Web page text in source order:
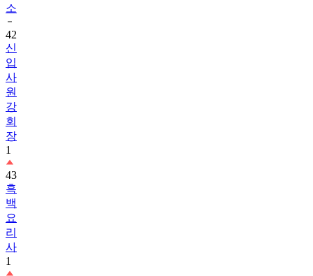
소
42
신
입
사
원
강
회
장
1
43
흑
백
요
리
사
1